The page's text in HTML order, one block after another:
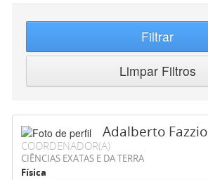
Filtrar
Limpar Filtros
Adalberto Fazzio
COORDENADOR(A)
CIÊNCIAS EXATAS E DA TERRA
Física